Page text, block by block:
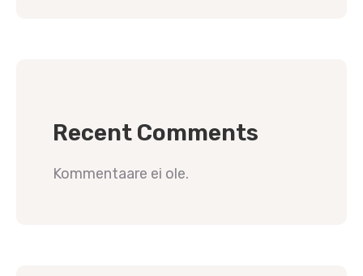
Recent Comments
Kommentaare ei ole.